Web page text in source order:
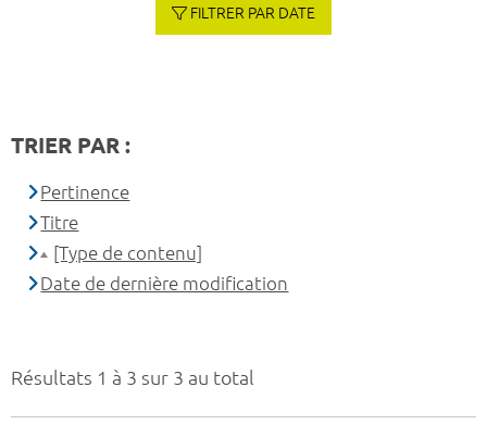
Résultats 1 à 3 sur 3 au total
FILTRER PAR DATE
TRIER PAR :
Pertinence
Titre
[Type de contenu]
Date de dernière modification